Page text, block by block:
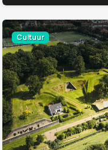
Cultuur